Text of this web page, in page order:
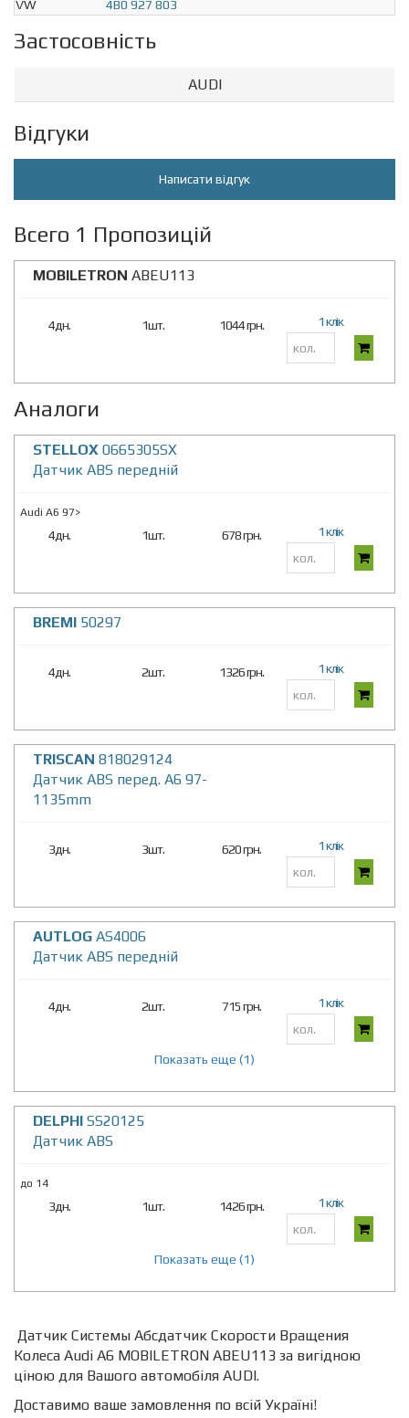
VW 4B0 927 803
Застосовність
AUDI
Відгуки
Написати відгук
Всего 1 Пропозицій
MOBILETRON ABEU113
4дн. 1шт. 1044 грн. 1 клік
Аналоги
STELLOX 0665305SX
Датчик ABS передній
Audi A6 97>
4дн. 1шт. 678 грн. 1 клік
BREMI 50297
4дн. 2шт. 1326 грн. 1 клік
TRISCAN 818029124
Датчик ABS перед. A6 97-
1135mm
3дн. 3шт. 620 грн. 1 клік
AUTLOG AS4006
Датчик ABS переднiй
4дн. 2шт. 715 грн. 1 клік
Показать еще (1)
DELPHI SS20125
Датчик ABS
до 14
3дн. 1шт. 1426 грн. 1 клік
Показать еще (1)
Датчик Системы Абсдатчик Скорости Вращения
Колеса Audi A6 MOBILETRON ABEU113 за вигідною
ціною для Вашого автомобіля AUDI.
Доставимо ваше замовлення по всій Україні!